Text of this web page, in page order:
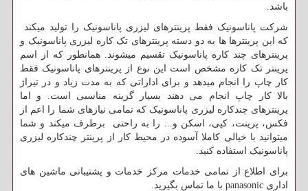
باشد.
شرکت پاناسونیک فقط پرینترهای لیزری پاناسونیک را تولید میکند
که این پرینترها ها به دو دسته پرینترهای تک کاره لیزری پاناسونیک و
پرینترهای چند کاره پاناسونیک تقسیم میشوند. همانطور که از اسم
پرینتر تک کاره مشخص است این نوع از پرینترهای پاناسونیک فقط
کار چاپ را انجام میدهد و برای اداراتی که به مدت زیاد و در تیراژ
بالا کار چاپ انجام می دهند بسیار گزینه مناسبی است. و اما
پرینترهای چندکاره لیزری پاناسونیک که تمامی نیازهای شما را اعم از
فکس، پرینت، کپی، اسکن و... را به راحتی برطرف میکند و شما
میتوانید با خیالی کاملا آسوده در محیط کار از پرینتر چندکاره لیزری
پاناسونیک استفاده کنید.
برای اطلاع از تمامی خدمات مرکز خدمات و پشتیبانی ماشین های
اداری panasonic با ما تماس بگیرید.